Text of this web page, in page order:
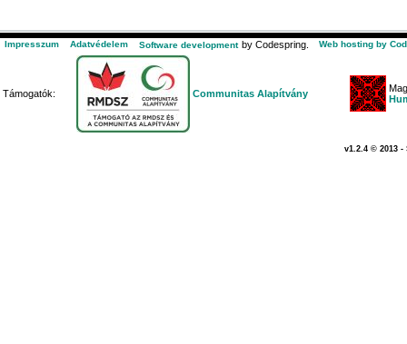
Impresszum Adatvédelem Software development by Codespring. Web hosting by
Támogatók: Communitas Alapítvány
v1.2.4 © 2013